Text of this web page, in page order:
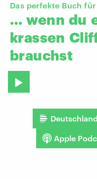
Das perfekte Buch
… wenn du
krassen
brauchst
Apple